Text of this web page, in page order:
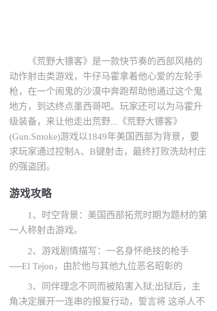
《荒野大镖客》是一款快节奏的西部风格的
动作射击类游戏，牛仔马霍拿着他心爱的左轮手
枪，在一个闹鬼的沙漠中奔跑帮助他通过这个鬼
地方，到达终点墨西哥吧。玩家还可以为马霍升
级装备，来让他走出荒野...《荒野大镖客》
(Gun.Smoke)游戏以1849年美国西部为背景，要
求玩家通过控制A、B键射击，最终打败洗劫村庄
的强盗团。
游戏攻略
1、时空背景：美国西部拓荒时期为题材的第
一人称射击游戏。
2、游戏剧情描写：一名身怀绝技的枪手
──El Tejon，由於他与其他九位恶名昭彰的
3、同伴理念不同而被陷害入狱;出狱后，主
角决定展开一连串的报复行动，誓言将 这杀人不